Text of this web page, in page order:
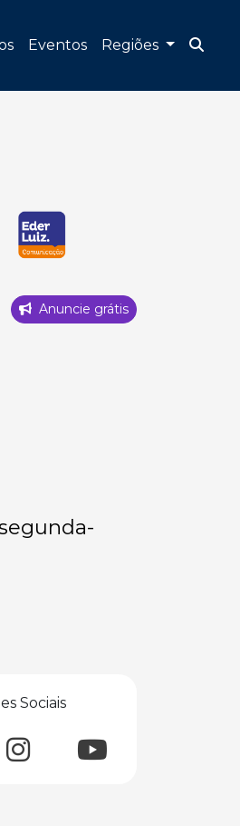
Eventos Regiões
Anuncie grátis
Sociais